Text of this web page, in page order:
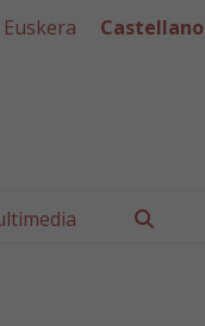
Euskera Castellano